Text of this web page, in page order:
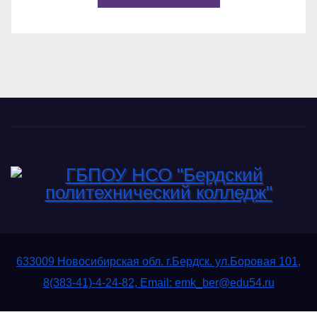
633009 Новосибирская обл. г.Бердск. ул.Боровая 101,
8(383-41)-4-24-82, Email: emk_ber@edu54.ru